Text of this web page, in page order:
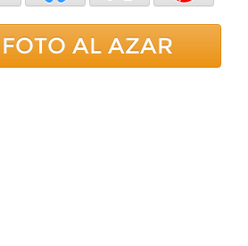
FOTO AL AZAR